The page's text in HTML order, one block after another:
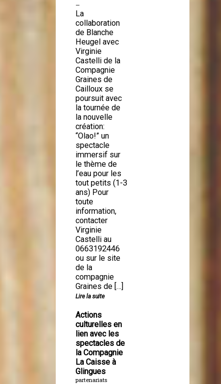
—
La
collaboration
de Blanche
Heugel avec
Virginie
Castelli de la
Compagnie
Graines de
Cailloux se
poursuit avec
la tournée de
la nouvelle
création:
“Olao!” un
spectacle
immersif sur
le thème de
l’eau pour les
tout petits (1-3
ans) Pour
toute
information,
contacter
Virginie
Castelli au
0663192446
ou sur le site
de la
compagnie
Graines de […]
Lire la suite
Actions
culturelles en
lien avec les
spectacles de
la Compagnie
La Caisse à
Glingues
partenariats